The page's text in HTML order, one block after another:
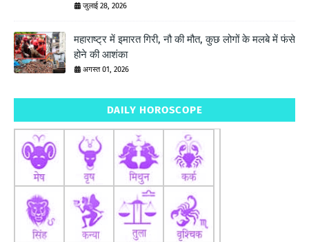
जुलाई 28, 2026
महाराष्ट्र में इमारत गिरी, नौ की मौत, कुछ लोगों के मलबे में फंसे
होने की आशंका
अगस्त 01, 2026
DAILY HOROSCOPE